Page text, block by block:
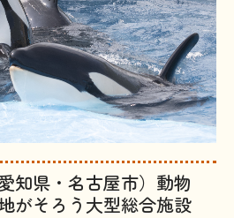
知県・名古屋市）動物
がそろう大型総合施設